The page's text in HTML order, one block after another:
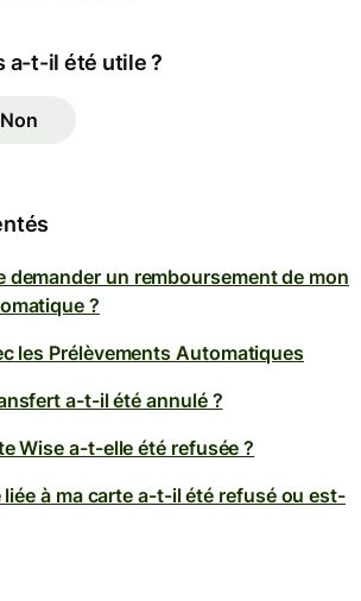
a-t-il été utile ?
Non
demander un remboursement de mon
?
les Prélèvements Automatiques
a-t-il été annulé ?
Wise a-t-elle été refusée ?
à ma carte a-t-il été refusé ou est-